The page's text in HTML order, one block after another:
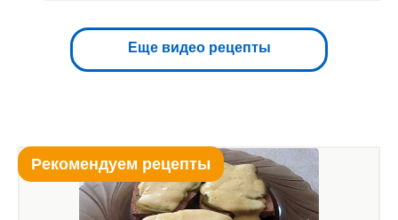
Еще видео рецепты
Рекомендуем рецепты